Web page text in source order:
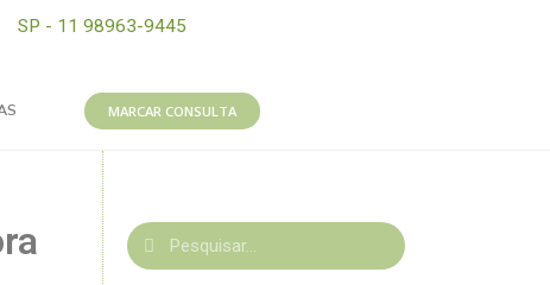
SP - 11 98963-9445
MARCAR CONSULTA